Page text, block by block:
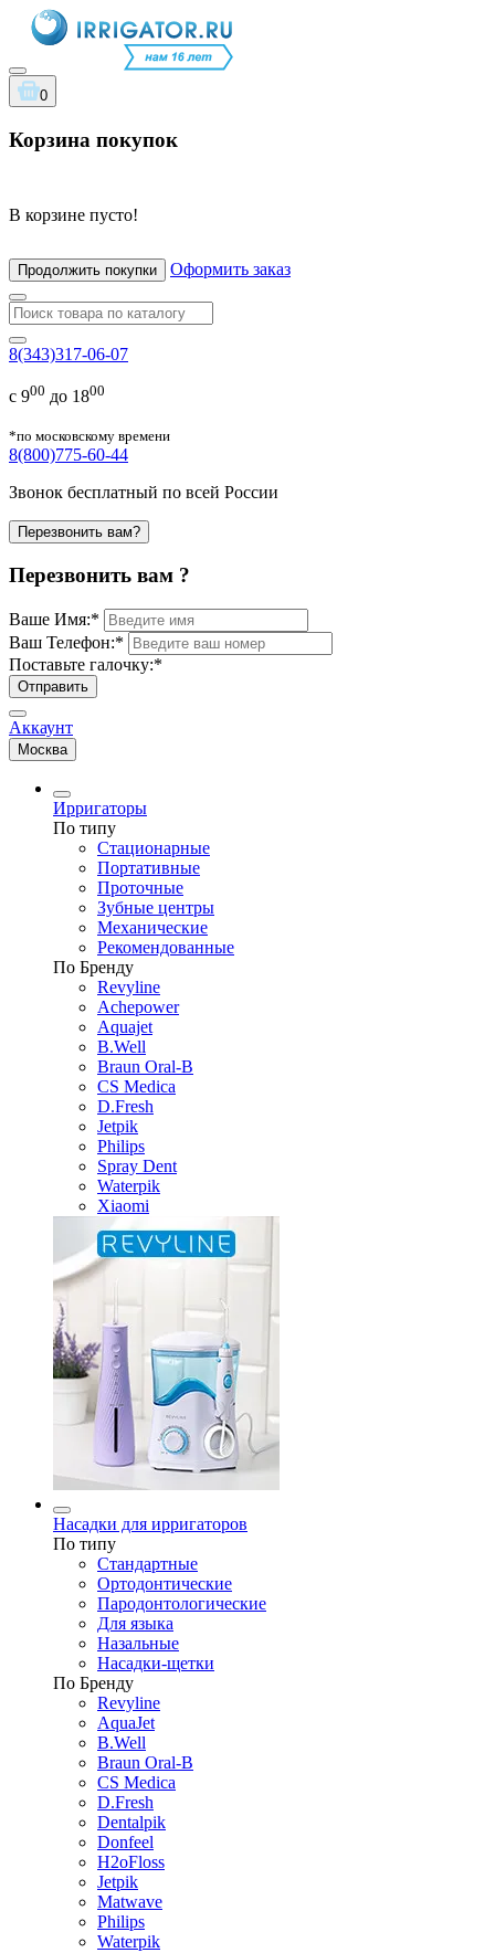
0
Корзина покупок
В корзине пусто!
Продолжить покупки Оформить заказ
8(343)317-06-07
с 900 до 1800
*по московскому времени
8(800)775-60-44
Звонок бесплатный по всей России
Перезвонить вам?
Перезвонить вам ?
Ваше Имя:*
Ваш Телефон:*
Поставьте галочку:*
Отправить
Аккаунт
Москва
Ирригаторы
По типу
Стационарные
Портативные
Проточные
Зубные центры
Механические
Рекомендованные
По Бренду
Revyline
Achepower
Aquajet
B.Well
Braun Oral-B
CS Medica
D.Fresh
Jetpik
Philips
Spray Dent
Waterpik
Xiaomi
Насадки для ирригаторов
По типу
Стандартные
Ортодонтические
Пародонтологические
Для языка
Назальные
Насадки-щетки
По Бренду
Revyline
AquaJet
B.Well
Braun Oral-B
CS Medica
D.Fresh
Dentalpik
Donfeel
H2oFloss
Jetpik
Matwave
Philips
Waterpik